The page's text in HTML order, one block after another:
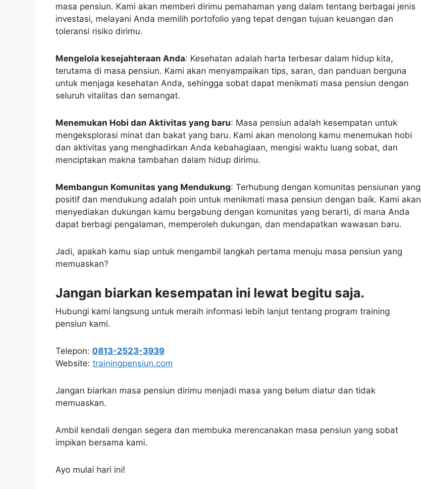
masa pensiun. Kami akan memberi dirimu pemahaman yang dalam tentang berbagai jenis
investasi, melayani Anda memilih portofolio yang tepat dengan tujuan keuangan dan
toleransi risiko dirimu.
Mengelola kesejahteraan Anda: Kesehatan adalah harta terbesar dalam hidup kita,
terutama di masa pensiun. Kami akan menyampaikan tips, saran, dan panduan berguna
untuk menjaga kesehatan Anda, sehingga sobat dapat menikmati masa pensiun dengan
seluruh vitalitas dan semangat.
Menemukan Hobi dan Aktivitas yang baru: Masa pensiun adalah kesempatan untuk
mengeksplorasi minat dan bakat yang baru. Kami akan menolong kamu menemukan hobi
dan aktivitas yang menghadirkan Anda kebahagiaan, mengisi waktu luang sobat, dan
menciptakan makna tambahan dalam hidup dirimu.
Membangun Komunitas yang Mendukung: Terhubung dengan komunitas pensiunan yang
positif dan mendukung adalah poin untuk menikmati masa pensiun dengan baik. Kami akan
menyediakan dukungan kamu bergabung dengan komunitas yang berarti, di mana Anda
dapat berbagi pengalaman, memperoleh dukungan, dan mendapatkan wawasan baru.
Jadi, apakah kamu siap untuk mengambil langkah pertama menuju masa pensiun yang
memuaskan?
Jangan biarkan kesempatan ini lewat begitu saja.
Hubungi kami langsung untuk meraih informasi lebih lanjut tentang program training
pensiun kami.
Telepon: 0813-2523-3939
Website: trainingpensiun.com
Jangan biarkan masa pensiun dirimu menjadi masa yang belum diatur dan tidak
memuaskan.
Ambil kendali dengan segera dan membuka merencanakan masa pensiun yang sobat
impikan bersama kami.
Ayo mulai hari ini!